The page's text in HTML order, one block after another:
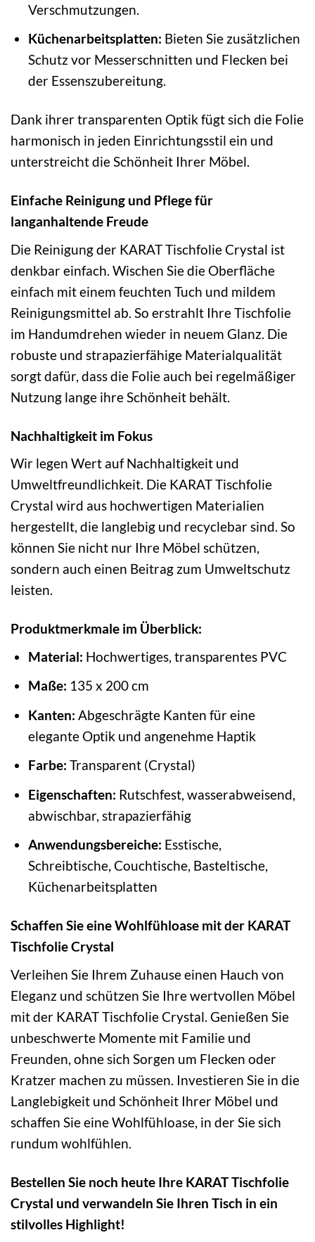
Verschmutzungen.
Küchenarbeitsplatten: Bieten Sie zusätzlichen
Schutz vor Messerschnitten und Flecken bei
der Essenszubereitung.
Dank ihrer transparenten Optik fügt sich die Folie
harmonisch in jeden Einrichtungsstil ein und
unterstreicht die Schönheit Ihrer Möbel.
Einfache Reinigung und Pflege für
langanhaltende Freude
Die Reinigung der KARAT Tischfolie Crystal ist
denkbar einfach. Wischen Sie die Oberfläche
einfach mit einem feuchten Tuch und mildem
Reinigungsmittel ab. So erstrahlt Ihre Tischfolie
im Handumdrehen wieder in neuem Glanz. Die
robuste und strapazierfähige Materialqualität
sorgt dafür, dass die Folie auch bei regelmäßiger
Nutzung lange ihre Schönheit behält.
Nachhaltigkeit im Fokus
Wir legen Wert auf Nachhaltigkeit und
Umweltfreundlichkeit. Die KARAT Tischfolie
Crystal wird aus hochwertigen Materialien
hergestellt, die langlebig und recyclebar sind. So
können Sie nicht nur Ihre Möbel schützen,
sondern auch einen Beitrag zum Umweltschutz
leisten.
Produktmerkmale im Überblick:
Material: Hochwertiges, transparentes PVC
Maße: 135 x 200 cm
Kanten: Abgeschrägte Kanten für eine
elegante Optik und angenehme Haptik
Farbe: Transparent (Crystal)
Eigenschaften: Rutschfest, wasserabweisend,
abwischbar, strapazierfähig
Anwendungsbereiche: Esstische,
Schreibtische, Couchtische, Basteltische,
Küchenarbeitsplatten
Schaffen Sie eine Wohlfühloase mit der KARAT
Tischfolie Crystal
Verleihen Sie Ihrem Zuhause einen Hauch von
Eleganz und schützen Sie Ihre wertvollen Möbel
mit der KARAT Tischfolie Crystal. Genießen Sie
unbeschwerte Momente mit Familie und
Freunden, ohne sich Sorgen um Flecken oder
Kratzer machen zu müssen. Investieren Sie in die
Langlebigkeit und Schönheit Ihrer Möbel und
schaffen Sie eine Wohlfühloase, in der Sie sich
rundum wohlfühlen.
Bestellen Sie noch heute Ihre KARAT Tischfolie
Crystal und verwandeln Sie Ihren Tisch in ein
stilvolles Highlight!